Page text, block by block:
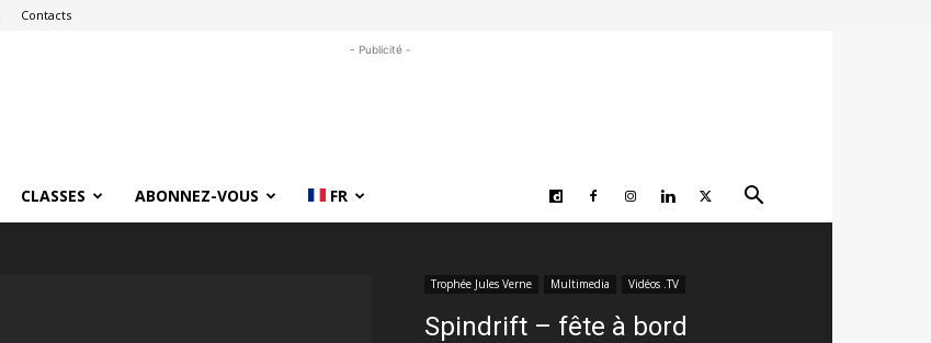
Contacts
- Publicité -
CLASSES ABONNEZ-VOUS FR
Trophée Jules Verne Multimedia Vidéos .TV
Spindrift – fête à bord